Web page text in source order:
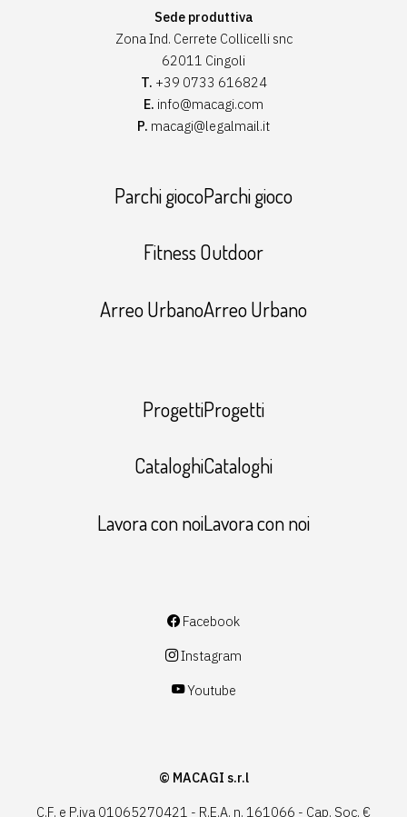
Sede produttiva
Zona Ind. Cerrete Collicelli snc
62011 Cingoli
T. +39 0733 616824
E. info@macagi.com
P. macagi@legalmail.it
Parchi giocoParchi gioco
Fitness Outdoor
Arreo UrbanoArreo Urbano
ProgettiProgetti
CataloghiCataloghi
Lavora con noiLavora con noi
Facebook
Instagram
Youtube
© MACAGI s.r.l
C.F. e P.iva 01065270421 - R.E.A. n. 161066 - Cap. Soc. €